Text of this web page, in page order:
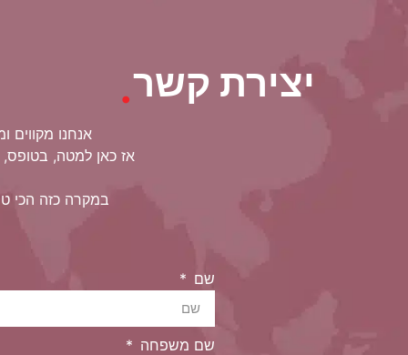
יצירת קשר.
אנחנו מקווים
אז כאן למטה, בטופס,
במקרה כזה הכי
שם
שם משפחה